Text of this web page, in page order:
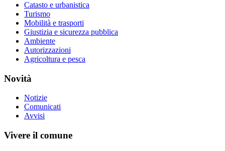
Catasto e urbanistica
Turismo
Mobilità e trasporti
Giustizia e sicurezza pubblica
Ambiente
Autorizzazioni
Agricoltura e pesca
Novità
Notizie
Comunicati
Avvisi
Vivere il comune